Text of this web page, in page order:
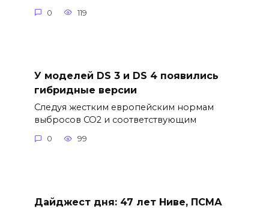
0 119
У моделей DS 3 и DS 4 появились
гибридные версии
Следуя жестким европейским нормам
выбросов CO2 и соответствующим
0 99
Дайджест дня: 47 лет Ниве, ПСМА